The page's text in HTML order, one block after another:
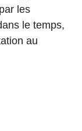
les
le temps,
au